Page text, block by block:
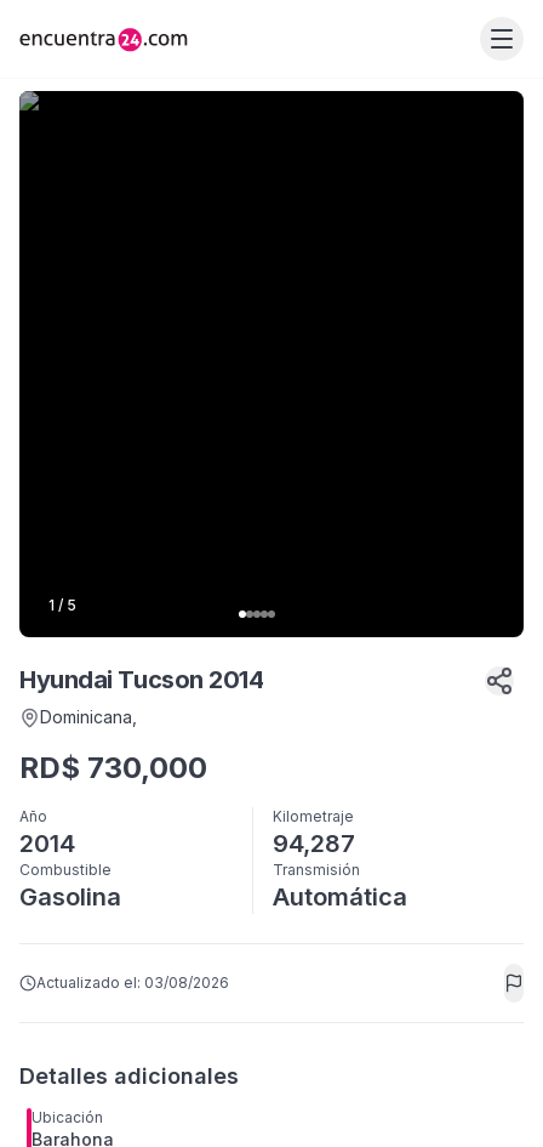
1 / 5
Hyundai Tucson 2014
Dominicana
RD$ 730,000
Año
2014
Kilometraje
94,287
Combustible
Gasolina
Transmisión
Automática
Actualizado el: 03/08/2026
Detalles adicionales
Ubicación
Barahona